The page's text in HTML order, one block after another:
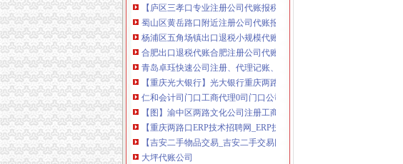
蜀山区黄岳路口附近注册公司代账报税找江秀秀低价注册-合肥58同城
杨浦区五角场镇出口退税小规模代账整理账-上海58同城
合肥出口退税代账合肥注册公司代账-合肥同鑫财务咨询有限公司
青岛卓珏快速公司注册、代理记账、纳税申报、年度所得税汇缴、出口
【重庆光大银行】光大银行重庆两路口_电话_地址_地图-卡盟网
仁和会计司门口工商代理0司门口公司注册0司门口代账-湖北武汉会计
【图】渝中区两路文化公司注册工商代办代账会计真账实操_重庆
【重庆两路口ERP技术招聘网_ERP技术招聘信息】-重庆智联招聘
【吉安二手物品交易_吉安二手交易网_江西吉安二手交易市场】-【7】
大坪代账公司
重庆沙坪坝#代理记账#公司注册#营业执照代办#代办执照-百姓网